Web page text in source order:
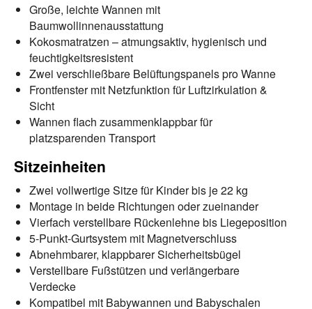
Große, leichte Wannen mit
Baumwollinnenausstattung
Kokosmatratzen – atmungsaktiv, hygienisch und
feuchtigkeitsresistent
Zwei verschließbare Belüftungspanels pro Wanne
Frontfenster mit Netzfunktion für Luftzirkulation &
Sicht
Wannen flach zusammenklappbar für
platzsparenden Transport
Sitzeinheiten
Zwei vollwertige Sitze für Kinder bis je 22 kg
Montage in beide Richtungen oder zueinander
Vierfach verstellbare Rückenlehne bis Liegeposition
5-Punkt-Gurtsystem mit Magnetverschluss
Abnehmbarer, klappbarer Sicherheitsbügel
Verstellbare Fußstützen und verlängerbare
Verdecke
Kompatibel mit Babywannen und Babyschalen